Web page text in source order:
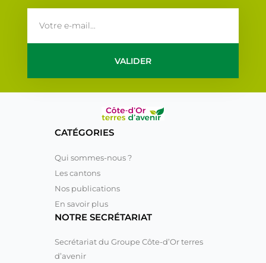
VALIDER
CATÉGORIES
Qui sommes-nous ?
Les cantons
Nos publications
En savoir plus
NOTRE SECRÉTARIAT
Secrétariat du Groupe Côte-d’Or terres
d’avenir